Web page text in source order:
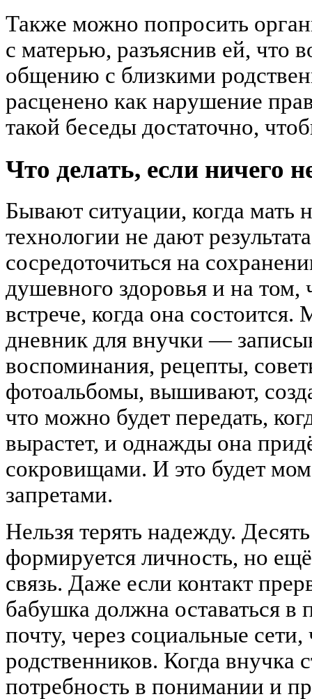
Также можно попросить
с матерью, разъяснив ей, что
общению с близкими
расценено как нарушение
такой беседы достаточно,
Что делать, если ничего
Бывают ситуации, когда мать
технологии не дают
сосредоточиться на
душевного здоровья и на том,
встрече, когда она
дневник для внучки —
воспоминания, рецепты,
фотоальбомы, вышивают,
что можно будет передать,
вырастет, и однажды она
сокровищами. И это будет
запретами.
Нельзя терять надежду.
формируется личность, но
связь. Даже если контакт
бабушка должна оставаться в
почту, через социальные
родственников. Когда внучка
потребность в понимании и